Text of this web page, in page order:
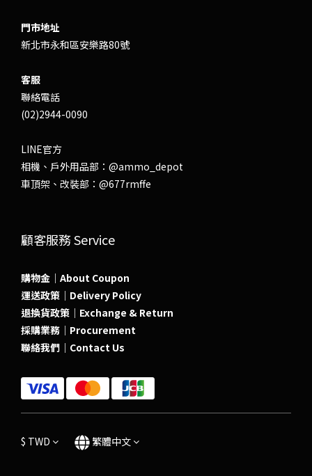
門市地址
新北市永和區安樂路80號
客服
聯絡電話
(02)2944-0090
LINE官方
相機、戶外用品部： @ammo_depot
車頂架、改裝部： @677rmffe
顧客服務 Service
購物金｜About Coupon
運送政策｜Delivery Policy
退換貨政策｜Exchange & Return
採購業務｜Procurement
聯絡我們｜Contact Us
$ TWD 繁體中文